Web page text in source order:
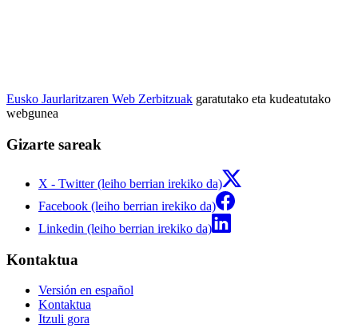
Eusko Jaurlaritzaren Web Zerbitzuak garatutako eta kudeatutako
webgunea
Gizarte sareak
X - Twitter (leiho berrian irekiko da)
Facebook (leiho berrian irekiko da)
Linkedin (leiho berrian irekiko da)
Kontaktua
Versión en español
Kontaktua
Itzuli gora